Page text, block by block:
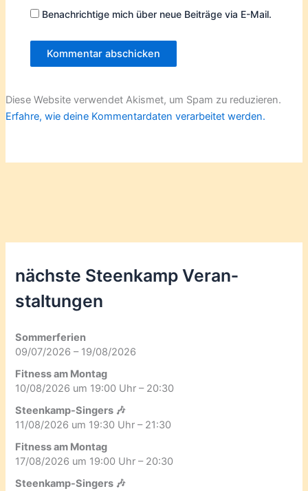
Benachrichtige mich über neue Beiträge via E-Mail.
Diese Website verwendet Akismet, um Spam zu reduzieren.
Erfahre, wie deine Kommentardaten verarbeitet werden.
nächste Steenkamp Veran­
staltungen
Sommerferien
09/07/2026 – 19/08/2026
Fitness am Montag
10/08/2026 um 19:00 Uhr – 20:30
Steenkamp-Singers 🎶
11/08/2026 um 19:30 Uhr – 21:30
Fitness am Montag
17/08/2026 um 19:00 Uhr – 20:30
Steenkamp-Singers 🎶